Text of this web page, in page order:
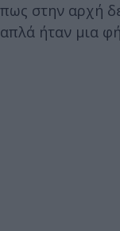
πως στην αρχή
απλά ήταν μια